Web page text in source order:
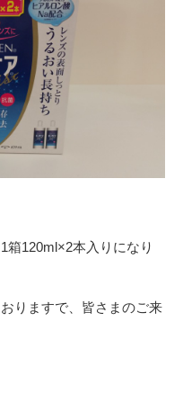
1箱120ml×2本入り になり
りますで、皆さまのご来